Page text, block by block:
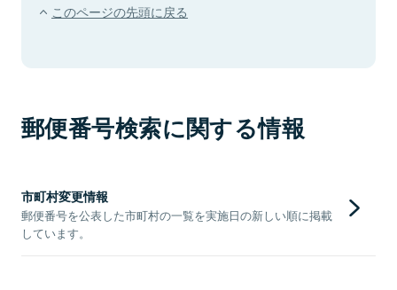
このページの先頭に戻る
郵便番号検索に関する情報
市町村変更情報
郵便番号を公表した市町村の一覧を実施日の新しい順に掲載
しています。